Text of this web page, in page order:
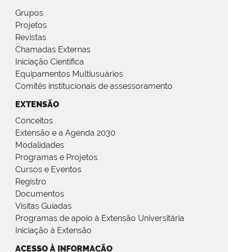
Grupos
Projetos
Revistas
Chamadas Externas
Iniciação Científica
Equipamentos Multiusuários
Comitês institucionais de assessoramento
EXTENSÃO
Conceitos
Extensão e a Agenda 2030
Modalidades
Programas e Projetos
Cursos e Eventos
Registro
Documentos
Visitas Guiadas
Programas de apoio à Extensão Universitária
Iniciação à Extensão
ACESSO À INFORMAÇÃO